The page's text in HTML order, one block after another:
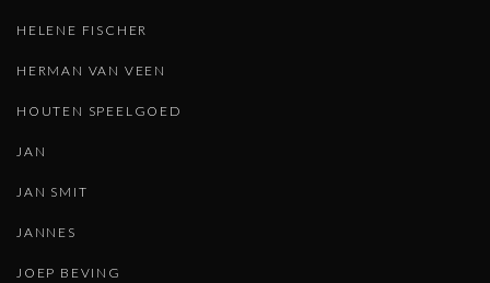
HELENE FISCHER
HERMAN VAN VEEN
HOUTEN SPEELGOED
JAN
JAN SMIT
JANNES
JOEP BEVING